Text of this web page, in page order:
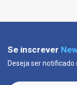
Se inscrever
Deseja ser notificado